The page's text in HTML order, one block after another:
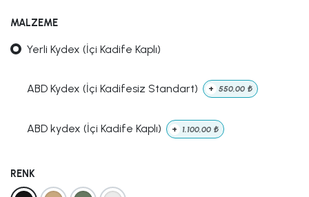
MALZEME
Yerli Kydex (İçi Kadife Kaplı)
ABD Kydex (İçi Kadifesiz Standart) + 550,00 ₺
ABD kydex (İçi Kadife Kaplı) + 1.100,00 ₺
RENK